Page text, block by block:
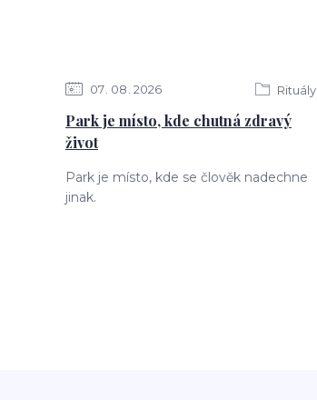
07 08 2026 Rituály
Park je místo, kde chutná zdravý
život
Park je místo, kde se člověk nadechne
jinak.